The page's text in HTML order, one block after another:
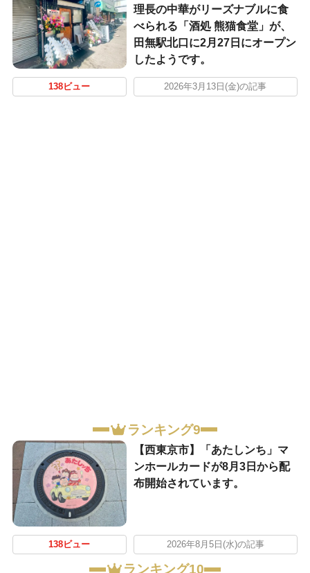
理長の中華がリーズナブルに食
べられる「酒処 熊猫食堂」が、
田無駅北口に2月27日にオープン
したようです。
138ビュー 2026年3月13日(金)の記事
ランキング9
【西東京市】「あたしンち」マ
ンホールカードが8月3日から配
布開始されています。
138ビュー 2026年8月5日(水)の記事
ランキング10